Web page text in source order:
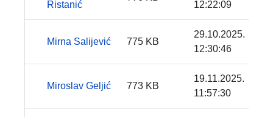
Ristanić 12:22:09
Mirna Salijević 775 KB
29.10.2025.
12:30:46
Miroslav Geljić 773 KB
19.11.2025.
11:57:30